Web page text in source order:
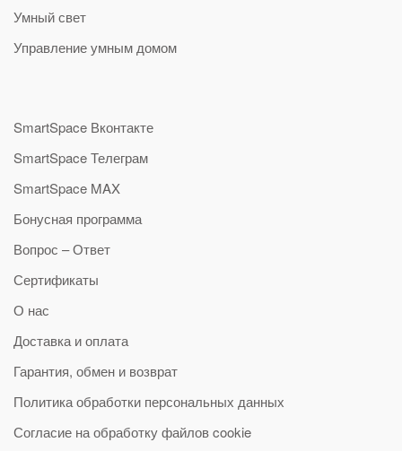
Умный свет
Управление умным домом
SmartSpace Вконтакте
SmartSpace Телеграм
SmartSpace MAX
Бонусная программа
Вопрос – Ответ
Сертификаты
О нас
Доставка и оплата
Гарантия, обмен и возврат
Политика обработки персональных данных
Согласие на обработку файлов cookie